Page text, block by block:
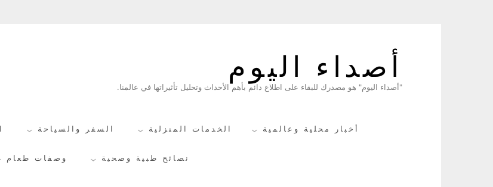
أصداء اليوم
"أصداء اليوم" هو مصدرك للبقاء على اطلاع دائم بأهم الأحداث وتحليل تأثيراتها في عالمنا.
أخبار محلية وعالمية الخدمات المنزلية السفر والسياحة
نصائح طبية وصحية وصفات طعام